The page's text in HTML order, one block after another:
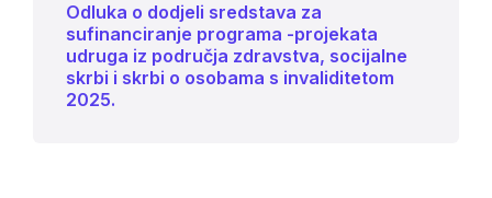
Odluka o dodjeli sredstava za
sufinanciranje programa -projekata
udruga iz područja zdravstva, socijalne
skrbi i skrbi o osobama s invaliditetom
2025.